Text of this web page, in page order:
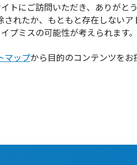
トにご訪問いただき、 ありがと
れたか、 もともと存在しないア
プミスの可能性が考えられます。
マップから目的のコンテンツをお